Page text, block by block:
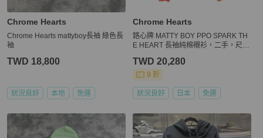
Chrome Hearts
Chrome Hearts mattyboy長袖 綠色長
袖
TWD 18,800
狀況良好 本地 免運
Chrome Hearts
鉻心牌 MATTY BOY PPO SPARK TH
E HEART 長袖純棉襯衫，二手，尺寸
TWD 20,280
9 折
狀況良好 日本 免運